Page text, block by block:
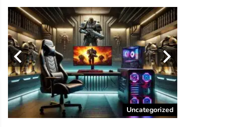
Uncategorized